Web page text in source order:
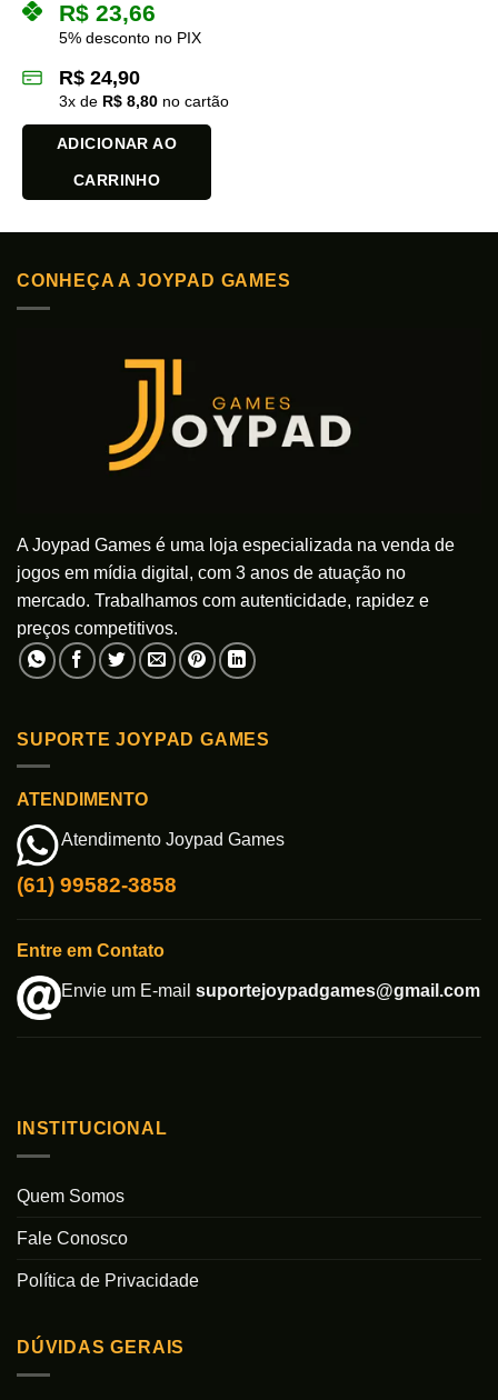
R$ 23,66
5% desconto no PIX
R$ 24,90
3x de R$ 8,80 no cartão
ADICIONAR AO
CARRINHO
CONHEÇA A JOYPAD GAMES
A Joypad Games é uma loja especializada na venda de
jogos em mídia digital, com 3 anos de atuação no
mercado. Trabalhamos com autenticidade, rapidez e
preços competitivos.
SUPORTE JOYPAD GAMES
ATENDIMENTO
Atendimento Joypad Games
(61) 99582-3858
Entre em Contato
Envie um E-mail suportejoypadgames@gmail.com
INSTITUCIONAL
Quem Somos
Fale Conosco
Política de Privacidade
DÚVIDAS GERAIS